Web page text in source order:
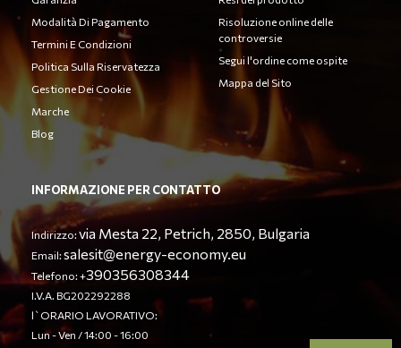
Modalità Di Pagamento
Termini E Condizioni
Politica Sulla Riservatezza
Gestione Dei Cookie
Marche
Blog
Risoluzione online delle
controversie
Segui l'ordine come ospite
Mappa del Sito
INFORMAZIONE PER CONTATTO
Indirizzo:via Mesta 22, Petrich, 2850, Bulgaria
Email:salesit@energy-economy.eu
Telefono: +390356308344
I.V.A. BG202292288
l`ORARIO LAVORATIVO:
Lun - Ven / 14:00 - 16:00